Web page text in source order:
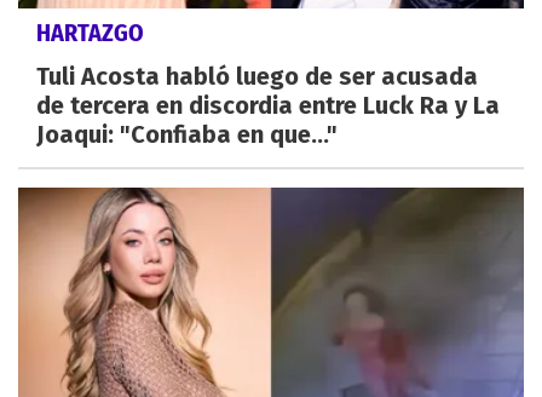
HARTAZGO
Tuli Acosta habló luego de ser acusada
de tercera en discordia entre Luck Ra y La
Joaqui: "Confiaba en que..."